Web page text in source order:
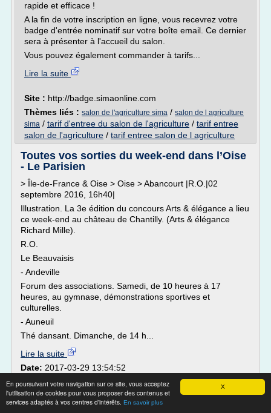
X
En poursuivant votre navigation sur ce site, vous acceptez
l'utilisation de cookies pour vous proposer des contenus et
services adaptés à vos centres d'intérêts. En savoir plus
rapide et efficace !
A la fin de votre inscription en ligne, vous recevrez votre
badge d'entrée nominatif sur votre boîte email. Ce dernier
sera à présenter à l'accueil du salon.
Vous pouvez également commander à tarifs...
Lire la suite
Site : http://badge.simaonline.com
Thèmes liés : salon de l'agriculture sima / salon de l agriculture
sima / tarif d'entree du salon de l'agriculture / tarif entree
salon de l'agriculture / tarif entree salon de l agriculture
Toutes vos sorties du week-end dans l’Oise
- Le Parisien
> Île-de-France & Oise > Oise > Abancourt |R.O.|02
septembre 2016, 16h40|
Illustration. La 3e édition du concours Arts & élégance a lieu
ce week-end au château de Chantilly. (Arts & élégance
Richard Mille).
R.O.
Le Beauvaisis
- Andeville
Forum des associations. Samedi, de 10 heures à 17
heures, au gymnase, démonstrations sportives et
culturelles.
- Auneuil
Thé dansant. Dimanche, de 14 h...
Lire la suite
Date: 2017-03-29 13:54:52
Thèmes liés :tarif d'entree du salon de l'agriculture
d'entree du salon de l'agriculture/prix d une entree du